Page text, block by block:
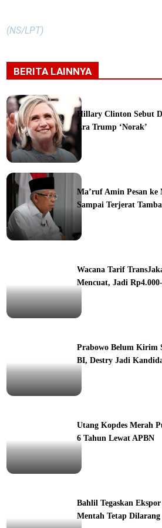
(NS/LPT)
BERITA LAINNYA
Hillary Clinton Sebut
Era Trump ‘Norak’
Ma’ruf Amin Pesan
Sampai Terjerat
Wacana Tarif
Mencuat, Jadi
Prabowo Belum Kirim
BI, Destry Jadi
Utang Kopdes Merah
6 Tahun Lewat APBN
Bahlil Tegaskan
Mentah Tetap Dilarang